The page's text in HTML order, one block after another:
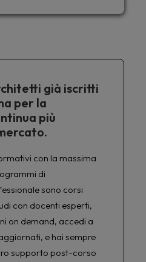
già iscritti
per la
più
con la massima
di
sono corsi
con docenti esperti,
on demand, accedi a
e hai sempre
supporto post-corso